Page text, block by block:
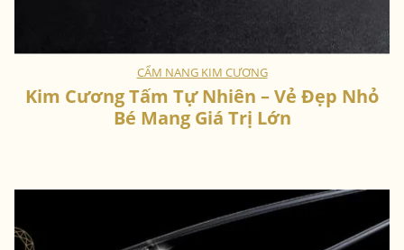
CẨM NANG KIM CƯƠNG
Kim Cương Tấm Tự Nhiên – Vẻ Đẹp Nhỏ
Bé Mang Giá Trị Lớn